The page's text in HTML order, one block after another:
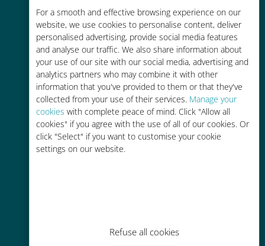
For a smooth and effective browsing experience on our
website, we use cookies to personalise content, deliver
personalised advertising, provide social media features
and analyse our traffic. We also share information about
your use of our site with our social media, advertising and
analytics partners who may combine it with other
information that you've provided to them or that they've
collected from your use of their services. Manage your
cookies with complete peace of mind. Click "Allow all
cookies" if you agree with the use of all of our cookies. Or
click "Select" if you want to customise your cookie
settings on our website.
Refuse all cookies
お客様が普段お使いのキャリアでロ
ーミングサービスを使った場合に比
べて最大で90％の節約が可能です。
かんたん追加購入
Wi-Fiやデータ残量がなくても、